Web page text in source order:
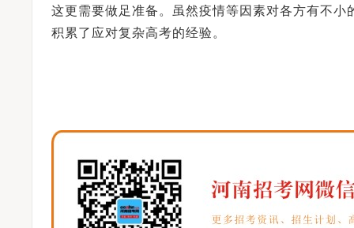
这更需要做足准备。虽然疫情等因素对各方有不
积累了应对复杂高考的经验。